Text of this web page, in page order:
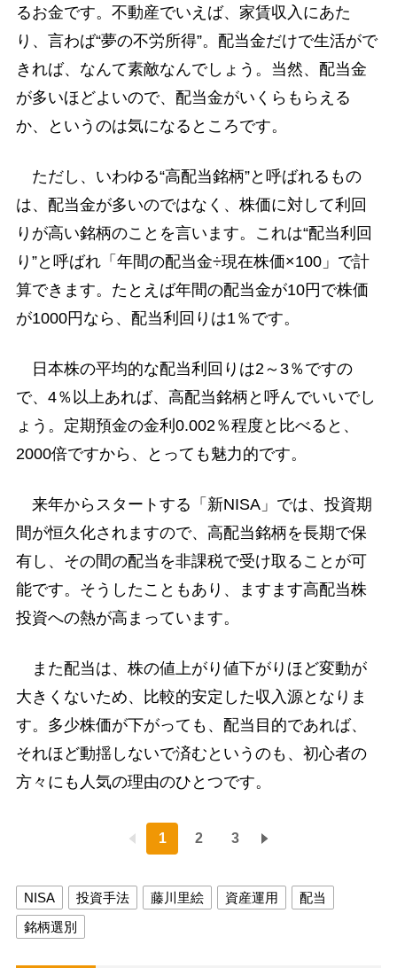
るお金です。不動産でいえば、家賃収入にあた
り、言わば“夢の不労所得”。配当金だけで生活がで
きれば、なんて素敵なんでしょう。当然、配当金
が多いほどよいので、配当金がいくらもらえる
か、というのは気になるところです。
ただし、いわゆる“高配当銘柄”と呼ばれるもの
は、配当金が多いのではなく、株価に対して利回
りが高い銘柄のことを言います。これは“配当利回
り”と呼ばれ「年間の配当金÷現在株価×100」で計
算できます。たとえば年間の配当金が10円で株価
が1000円なら、配当利回りは1％です。
日本株の平均的な配当利回りは2～3％ですの
で、4％以上あれば、高配当銘柄と呼んでいいでし
ょう。定期預金の金利0.002％程度と比べると、
2000倍ですから、とっても魅力的です。
来年からスタートする「新NISA」では、投資期
間が恒久化されますので、高配当銘柄を長期で保
有し、その間の配当を非課税で受け取ることが可
能です。そうしたこともあり、ますます高配当株
投資への熱が高まっています。
また配当は、株の値上がり値下がりほど変動が
大きくないため、比較的安定した収入源となりま
す。多少株価が下がっても、配当目的であれば、
それほど動揺しないで済むというのも、初心者の
方々にも人気の理由のひとつです。
1 2 3
NISA 投資手法 藤川里絵 資産運用
配当
銘柄選別